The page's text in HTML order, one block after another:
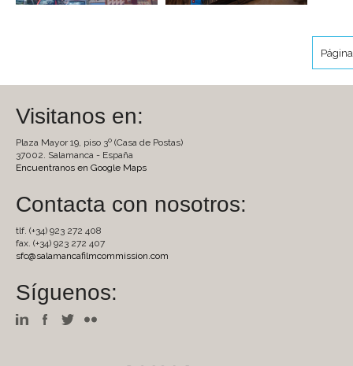
Visitanos en:
Plaza Mayor 19, piso 3º (Casa de Postas)
37002. Salamanca - España
Encuentranos en Google Maps
Contacta con nosotros:
tlf. (+34) 923 272 408
fax. (+34) 923 272 407
sfc@salamancafilmcommission.com
Síguenos: